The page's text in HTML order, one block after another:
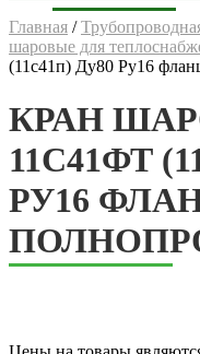
Главная /
шаровые для
(11с41п) Ду80 Ру16
КРАН
11С41ФТ
РУ16